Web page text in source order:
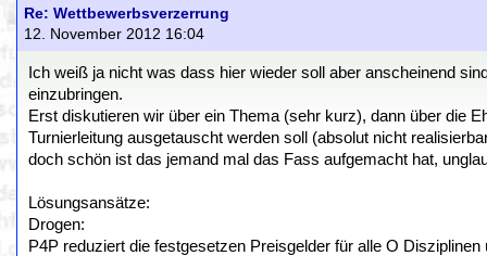
Re: Wettbewerbsverzerrung
12. November 2012 16:04
Ich weiß ja nicht was dass hier wieder soll aber anscheinend
einzubringen.
Erst diskutieren wir über ein Thema (sehr kurz), dann über die
Turnierleitung ausgetauscht werden soll (absolut nicht
doch schön ist das jemand mal das Fass aufgemacht hat,
Lösungsansätze:
Drogen:
P4P reduziert die festgesetzen Preisgelder für alle O